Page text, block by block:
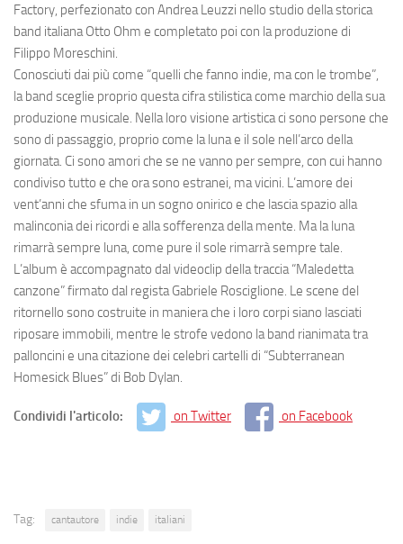
Factory, perfezionato con Andrea Leuzzi nello studio della storica
band italianaOtto Ohm e completato poi con la produzione di
Filippo Moreschini.
Conosciuti dai più come “quelli che fanno indie, ma con le trombe”,
la band sceglie proprio questa cifra stilistica come marchio della sua
produzione musicale. Nella loro visione artistica ci sono persone che
sono di passaggio, proprio come lalunae il sole nell’arco della
giornata. Ci sono amori che se ne vanno per sempre, con cui hanno
condiviso tutto e che ora sono estranei, mavicini. L’amore dei
vent’anni che sfuma in un sogno onirico e che lascia spazio alla
malinconiadei ricordi e allasofferenzadellamente. Ma la luna
rimarrà sempre luna, come pure il sole rimarrà sempre tale.
L’album è accompagnato dal videoclip della traccia “Maledetta
canzone” firmato dal regista Gabriele Rosciglione. Le scene del
ritornello sono costruite in maniera che i loro corpi siano lasciati
riposare immobili, mentre le strofe vedono la band rianimata tra
palloncini e una citazione dei celebri cartelli di “Subterranean
Homesick Blues” di Bob Dylan.
Condividi l'articolo: on Twitter on Facebook
Tag: cantautore indie italiani